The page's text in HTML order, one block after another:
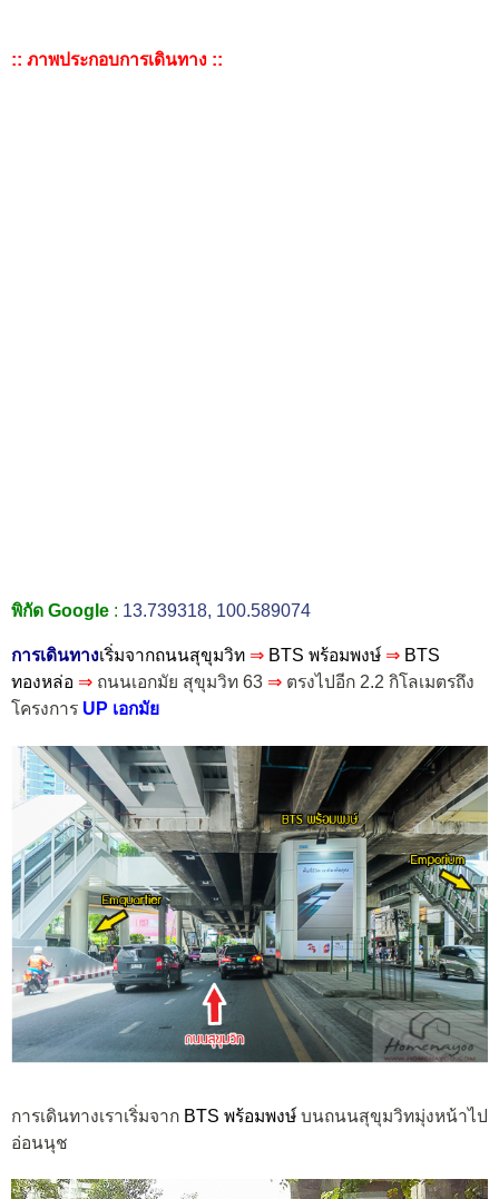
:: ภาพประกอบการเดินทาง ::
พิกัด Google : 13.739318, 100.589074
การเดินทางเริ่มจากถนนสุขุมวิท ⇒ BTS พร้อมพงษ์ ⇒ BTS
ทองหล่อ ⇒ ถนนเอกมัย สุขุมวิท 63 ⇒ ตรงไปอีก 2.2 กิโลเมตรถึง
โครงการ UP เอกมัย
การเดินทางเราเริ่มจาก BTS พร้อมพงษ์ บนถนนสุขุมวิทมุ่งหน้าไป
อ่อนนุช